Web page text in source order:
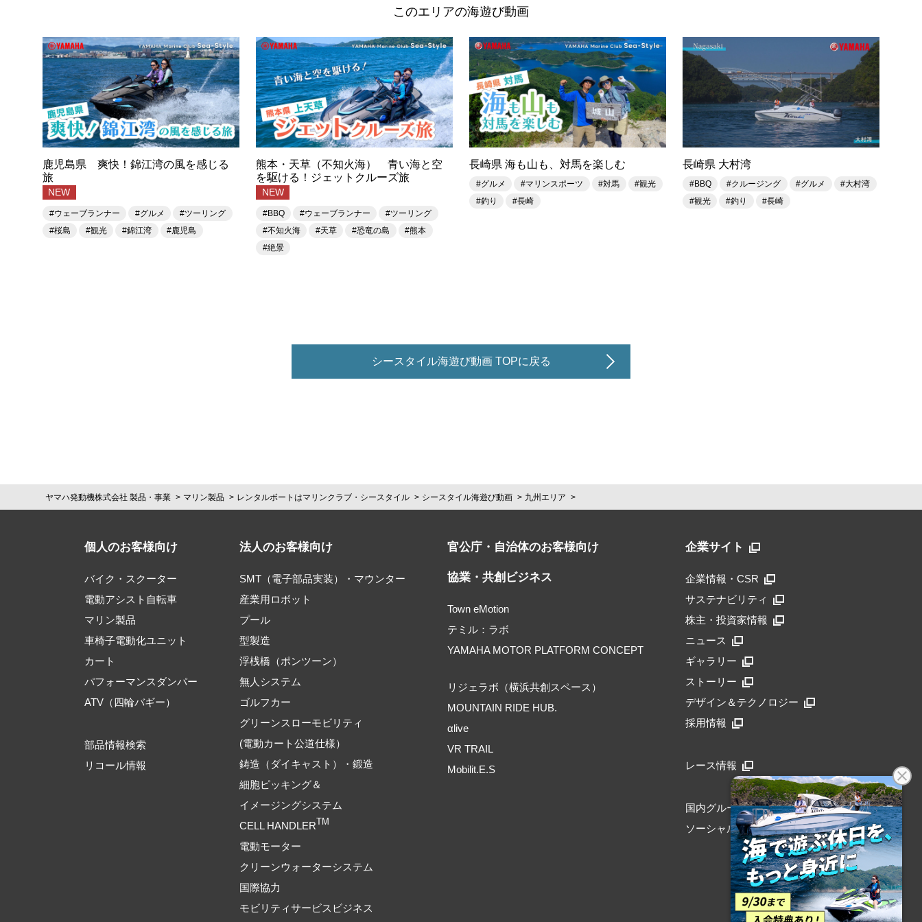
このエリアの海遊び動画
鹿児島県 爽快！錦江湾の風を感じる
旅
NEW
#ウェーブランナー #グルメ
#ツーリング
#桜島
#観光 #錦江湾 #鹿児島
熊本・天草（不知火海） 青い海と空
を駆ける！ジェットクルーズ旅
NEW
#BBQ #ウェーブランナー
#ツーリング
#不知火海
#天草 #恐竜の島
#熊本
#絶景
長崎県 海も山も、対馬を楽しむ
#グルメ #マリンスポーツ #対馬
#観光
#釣り
#長崎
長崎県 大村湾
#BBQ #クルージング #グルメ
#大村湾
#観光
#釣り #長崎
シースタイル海遊び動画 TOPに戻る
ヤマハ発動機株式会社 製品・事業 マリン製品 レンタルボートはマリンクラブ・シースタイル シースタイル海遊び動画 九州エリア
個人のお客様向け
バイク・スクーター
電動アシスト自転車
マリン製品
車椅子電動化ユニット
カート
パフォーマンスダンパー
ATV（四輪バギー）
部品情報検索
リコール情報
法人のお客様向け
SMT（電子部品実装）・マウンター
産業用ロボット
プール
型製造
浮桟橋（ポンツーン）
無人システム
ゴルフカー
グリーンスローモビリティ
(電動カート公道仕様）
鋳造（ダイキャスト）・鍛造
細胞ピッキング＆
イメージングシステム
CELL HANDLERTM
電動モーター
クリーンウォーターシステム
国際協力
モビリティサービスビジネス
官公庁・自治体のお客様向け
協業・共創ビジネス
Town eMotion
テミル：ラボ
YAMAHA MOTOR PLATFORM CONCEPT
リジェラボ（横浜共創スペース）
MOUNTAIN RIDE HUB.
αlive
VR TRAIL
Mobilit.E.S
企業サイト
企業情報・CSR
サステナビリティ
株主・投資家情報
ニュース
ギャラリー
ストーリー
デザイン＆テクノロジー
採用情報
レース情報
国内グループリンク
ソーシャルメディア公式アカウント